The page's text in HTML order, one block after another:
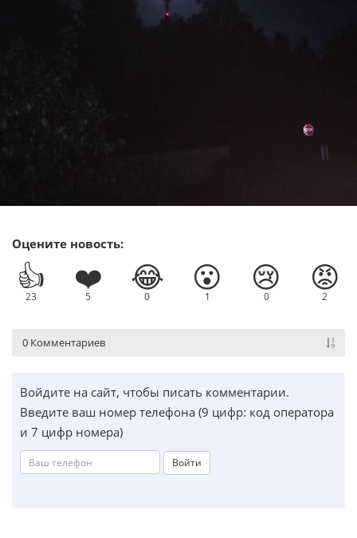
Оцените новость:
👍
23
❤️
5
😂
0
😮
1
😢
0
😡
2
0 Комментариев
Войдите на сайт, чтобы писать комментарии.
Введите ваш номер телефона (9 цифр: код оператора
и 7 цифр номера)
Войти